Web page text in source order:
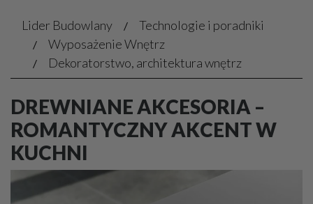
Lider Budowlany
Technologie i poradniki
Wyposażenie Wnętrz
Dekoratorstwo, architektura wnętrz
DREWNIANE AKCESORIA –
ROMANTYCZNY AKCENT W
KUCHNI